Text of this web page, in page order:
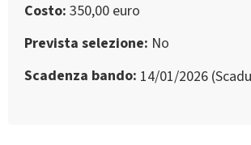
Costo 350,00 euro
Prevista selezione No
Scadenza bando 14/01/2026